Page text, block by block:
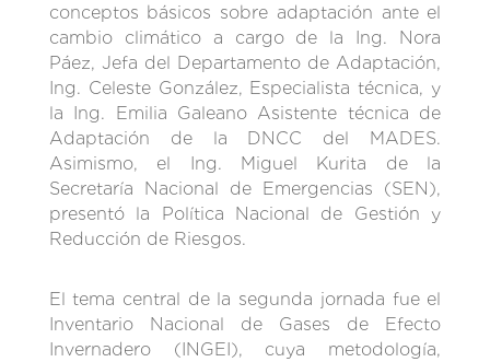
conceptos básicos sobre adaptación ante el
cambio climático a cargo de la Ing. Nora
Páez, Jefa del Departamento de Adaptación,
Ing. Celeste González, Especialista técnica, y
la Ing. Emilia Galeano Asistente técnica de
Adaptación de la DNCC del MADES.
Asimismo, el Ing. Miguel Kurita de la
Secretaría Nacional de Emergencias (SEN),
presentó la Política Nacional de Gestión y
Reducción de Riesgos.
El tema central de la segunda jornada fue el
Inventario Nacional de Gases de Efecto
Invernadero (INGEI), cuya metodología,